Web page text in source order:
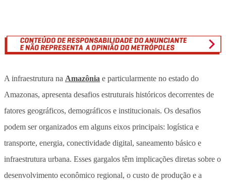
A infraestrutura na Amazônia e particularmente no estado do
Amazonas, apresenta desafios estruturais históricos decorrentes de
fatores geográficos, demográficos e institucionais. Os desafios
podem ser organizados em alguns eixos principais: logística e
transporte, energia, conectividade digital, saneamento básico e
infraestrutura urbana. Esses gargalos têm implicações diretas sobre o
desenvolvimento econômico regional, o custo de produção e a